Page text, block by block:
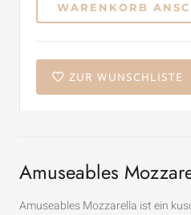
WARENKORB
ZUR WUNSCHLISTE
Amuseables
Amuseables Mozzarella ist ein